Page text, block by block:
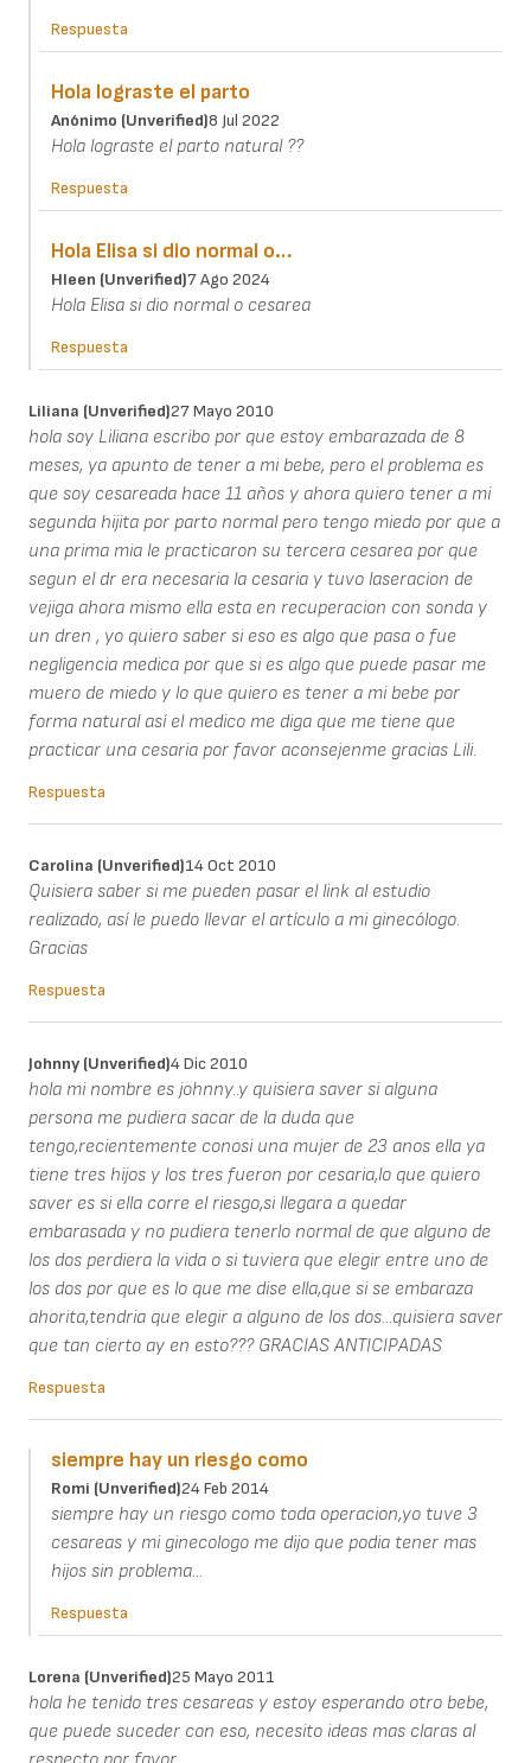
Respuesta
Hola lograste el parto
Anónimo (unverified)8 Jul 2022
Hola lograste el parto natural ??
Respuesta
Hola Elisa si dio normal o…
Hleen (unverified)7 Ago 2024
Hola Elisa si dio normal o cesarea
Respuesta
Liliana (unverified)27 Mayo 2010
hola soy Liliana escribo por que estoy embarazada de 8
meses, ya apunto de tener a mi bebe, pero el problema es
que soy cesareada hace 11 años y ahora quiero tener a mi
segunda hijita por parto normal pero tengo miedo por que a
una prima mia le practicaron su tercera cesarea por que
segun el dr era necesaria la cesaria y tuvo laseracion de
vejiga ahora mismo ella esta en recuperacion con sonda y
un dren , yo quiero saber si eso es algo que pasa o fue
negligencia medica por que si es algo que puede pasar me
muero de miedo y lo que quiero es tener a mi bebe por
forma natural así el medico me diga que me tiene que
practicar una cesaria por favor aconsejenme gracias Lili.
Respuesta
Carolina (unverified)14 Oct 2010
Quisiera saber si me pueden pasar el link al estudio
realizado, así le puedo llevar el artículo a mi ginecólogo.
Gracias
Respuesta
Johnny (unverified)4 Dic 2010
hola mi nombre es johnny..y quisiera saver si alguna
persona me pudiera sacar de la duda que
tengo,recientemente conosi una mujer de 23 anos ella ya
tiene tres hijos y los tres fueron por cesaria,lo que quiero
saver es si ella corre el riesgo,si llegara a quedar
embarasada y no pudiera tenerlo normal de que alguno de
los dos perdiera la vida o si tuviera que elegir entre uno de
los dos por que es lo que me dise ella,que si se embaraza
ahorita,tendria que elegir a alguno de los dos...quisiera saver
que tan cierto ay en esto??? GRACIAS ANTICIPADAS
Respuesta
siempre hay un riesgo como
Romi (unverified)24 Feb 2014
siempre hay un riesgo como toda operacion,yo tuve 3
cesareas y mi ginecologo me dijo que podia tener mas
hijos sin problema...
Respuesta
Lorena (unverified)25 Mayo 2011
hola he tenido tres cesareas y estoy esperando otro bebe,
que puede suceder con eso, necesito ideas mas claras al